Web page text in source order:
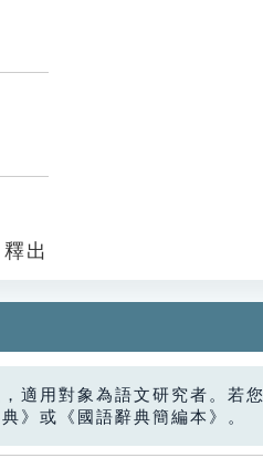
釋出
適用對象為語文研究者。若
》或《國語辭典簡編本》。